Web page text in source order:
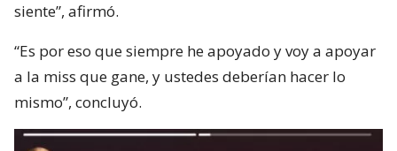
siente”, afirmó.
“Es por eso que siempre he apoyado y voy a apoyar
a la miss que gane, y ustedes deberían hacer lo
mismo”, concluyó.